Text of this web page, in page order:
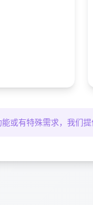
或有特殊需求，我们